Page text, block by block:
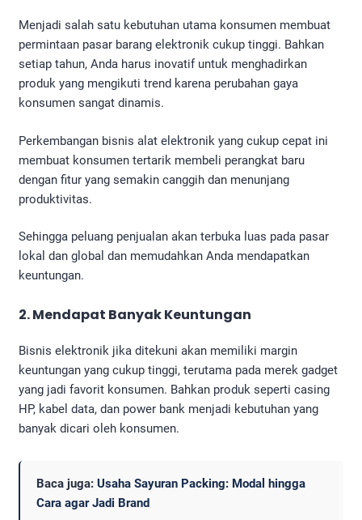
Menjadi salah satu kebutuhan utama konsumen membuat
permintaan pasar barang elektronik cukup tinggi. Bahkan
setiap tahun, Anda harus inovatif untuk menghadirkan
produk yang mengikuti trend karena perubahan gaya
konsumen sangat dinamis.
Perkembangan bisnis alat elektronik yang cukup cepat ini
membuat konsumen tertarik membeli perangkat baru
dengan fitur yang semakin canggih dan menunjang
produktivitas.
Sehingga peluang penjualan akan terbuka luas pada pasar
lokal dan global dan memudahkan Anda mendapatkan
keuntungan.
2. Mendapat Banyak Keuntungan
Bisnis elektronik jika ditekuni akan memiliki margin
keuntungan yang cukup tinggi, terutama pada merek gadget
yang jadi favorit konsumen. Bahkan produk seperti casing
HP, kabel data, dan power bank menjadi kebutuhan yang
banyak dicari oleh konsumen.
Baca juga: Usaha Sayuran Packing: Modal hingga
Cara agar Jadi Brand